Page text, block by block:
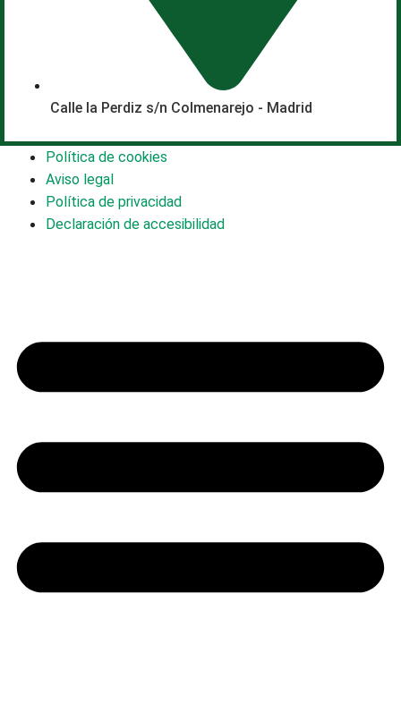
Calle la Perdiz s/n Colmenarejo - Madrid
Política de cookies
Aviso legal
Política de privacidad
Declaración de accesibilidad